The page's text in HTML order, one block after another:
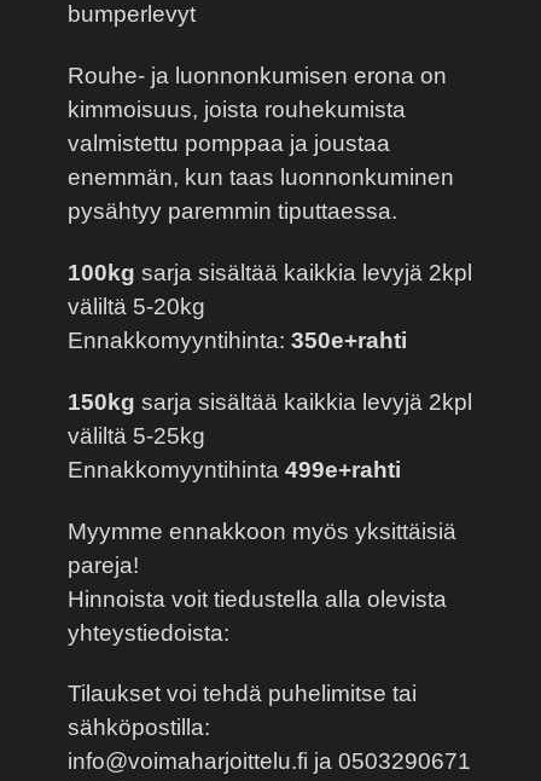
bumperlevyt
Rouhe- ja luonnonkumisen erona on
kimmoisuus, joista rouhekumista
valmistettu pomppaa ja joustaa
enemmän, kun taas luonnonkuminen
pysähtyy paremmin tiputtaessa.
100kg sarja sisältää kaikkia levyjä 2kpl
väliltä 5-20kg
Ennakkomyyntihinta: 350e+rahti
150kg sarja sisältää kaikkia levyjä 2kpl
väliltä 5-25kg
Ennakkomyyntihinta 499e+rahti
Myymme ennakkoon myös yksittäisiä
pareja!
Hinnoista voit tiedustella alla olevista
yhteystiedoista:
Tilaukset voi tehdä puhelimitse tai
sähköpostilla:
info@voimaharjoittelu.fi ja 0503290671